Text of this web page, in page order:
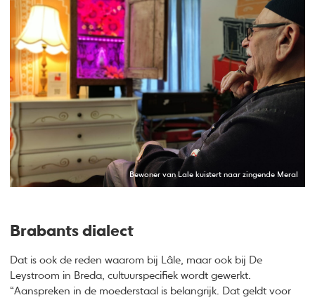
Bewoner van Lale kuistert naar zingende Meral
Brabants dialect
Dat is ook de reden waarom bij Lâle, maar ook bij De
Leystroom in Breda, cultuurspecifiek wordt gewerkt.
“Aanspreken in de moederstaal is belangrijk. Dat geldt voor